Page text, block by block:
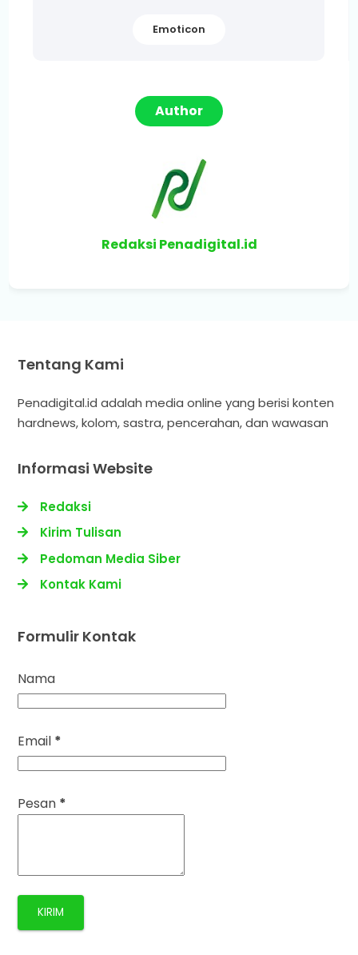
Emoticon
Author
Redaksi Penadigital.id
Tentang Kami
Penadigital.id adalah media online yang berisi konten
hardnews, kolom, sastra, pencerahan, dan wawasan
Informasi Website
Redaksi
Kirim Tulisan
Pedoman Media Siber
Kontak Kami
Formulir Kontak
Nama
Email *
Pesan *